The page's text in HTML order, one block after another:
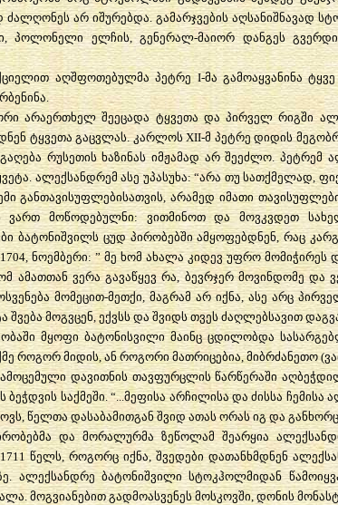
არ იშურებდა. გამარჯვების აღსანიშნავად
პოლონელი ელჩის, გენერალ-მაიორ დანგეს
აღშფოთებულმა პეტრე I-მა გამოაყვანინა
არაერთხელ შეეცადა ტყვეთა და პირველ რიგში
ტყვეთა გაცვლას. კარლოს XII-მ პეტრე დიდის
რუსეთის ხაზინას იმჟამად არ შეეძლო. პეტრემ
ალექსანდრემ ასე უპასუხა: “არა თუ სათქმელად,
განთავისუფლებისათვის, არამედ იმათი
ვართ მოწოდებულნი: ვითმინოთ და მოვკვდეთ
ბატონიშვილს ცუდ პირობებში ამყოფებდნენ, რაც
ნოემბერი: ” მე ხომ ახალა კიდევ უფრო მომიჭირეს
ამათთან ვერა გავაწყევ რა, ბევრჯერ მოვინდომე და
მომეცით-მეთქი, მაგრამ არ იქნა, ასე არც
მოგვცენ, ექვსს და შვიდს თვეს ძაღლებსავით
მყოფი ბატონისვილი მაინც ცდილობდა
როგორ მიდის, ან როგორი მათრიცებია, მიბრძანეთო
დავითნის თავფურცლის წარწერაში
საქმეში. “...მეფისა არჩილისა და ძისსა ჩემისა
წელთა დასაბამითგან შვიდ ათას ორას იგ და
და მორალურმა ზეწოლამ შეარყია
წელს, როგორც იქნა, შვედები დათანხმდნენ
ალექსანდრე ბატონიშვილი სტოკჰოლმიდან
მოგვიანებით გადმოასვენეს მოსკოვში, დონის